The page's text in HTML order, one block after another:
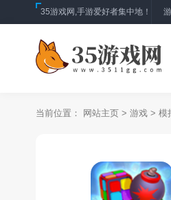
35游戏网,手游爱好者集中地！
当前位置： 网站主页 > 游戏 > 模